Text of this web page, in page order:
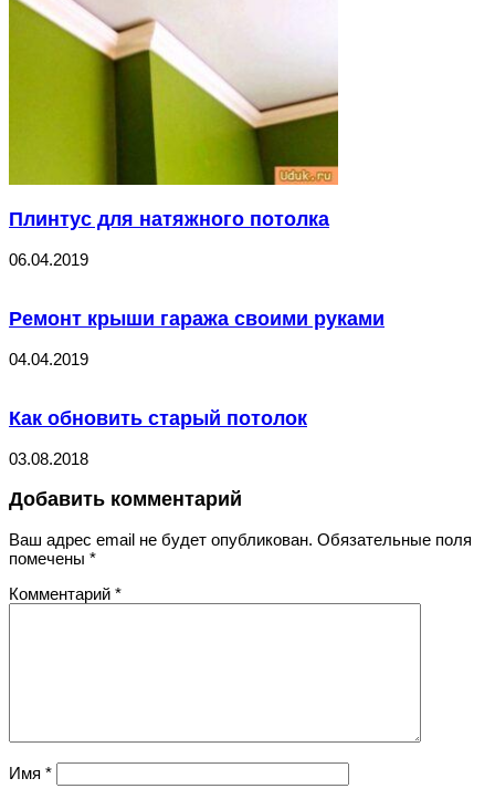
Плинтус для натяжного потолка
06.04.2019
Ремонт крыши гаража своими руками
04.04.2019
Как обновить старый потолок
03.08.2018
Добавить комментарий
Ваш адрес email не будет опубликован. Обязательные поля
помечены *
Комментарий *
Имя *